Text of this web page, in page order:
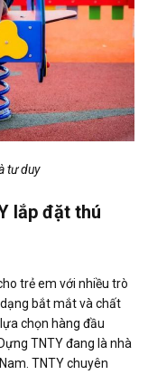
tư duy
lắp đặt thú
trẻ em với nhiều trò
bắt mắt và chất
chọn hàng đầu
TNTY đang là nhà
TNTY chuyên